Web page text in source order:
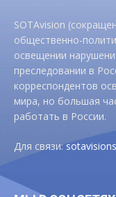
SOTAvision
общественно-
освещении
преследовании в
корреспондентов
мира, но большая
работать в России.
Для связи: